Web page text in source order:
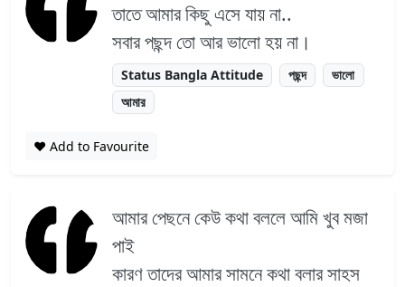
তাতে আমার কিছু এসে যায় না..
সবার পছন্দ তো আর ভালো হয় না।
Status Bangla Attitude পছন্দ
ভালো
আমার
❤️ Add to Favourite
আমার পেছনে কেউ কথা বললে আমি খুব মজা
পাই
কারণ তাদের আমার সামনে কথা বলার সাহস